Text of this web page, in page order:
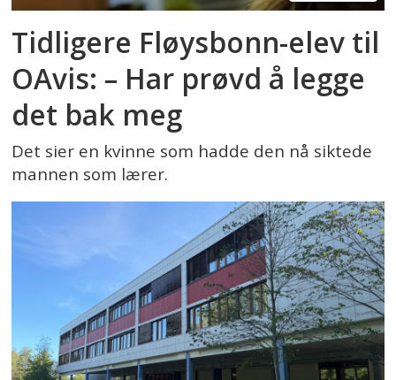
Tidligere Fløysbonn-elev til
OAvis: – Har prøvd å legge
det bak meg
Det sier en kvinne som hadde den nå siktede
mannen som lærer.